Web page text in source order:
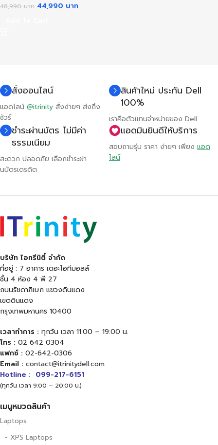
48,990บาท 44,990 บาท
สั่งออนไลน์
แอดไลน์@itrinity สั่งง่ายๆ ส่งถึง
ชัวร์
สินค้าใหม่ ประกัน Dell
100%
เราคือตัวแทนจำหน่ายของ Dell
ชำระผ่านบัตร ไม่มีค่า
ธรรมเนียม
สะดวก ปลอดภัย เลือกชำระผ่า
นบัตรเดรดิต
แอดมินยินดีให้บริการ
สอบถามรุ่น ราคา ง่ายๆ เพียง แอด
ไลน์
บริษัท ไอทรีนิตี้ จำกัด
ที่อยู่ : 7 อาคาร เดอะไอทีมอลล์
ชั้น 4 ห้อง 4 พี 27
ถนนรัชดาภิเษก แขวงดินแดง
เขตดินแดง
กรุงเทพมหานคร 10400
เวลาทำการ : ทุกวัน เวลา 11:00 – 19:00 น.
โทร : 02 642 0304
แฟกซ์ : 02-642-0306
Email : contact@itrinitydell.com
Hotline : 099-217-6151
(ทุกวัน เวลา 9:00 – 20:00 น.)
เมนูหมวดสินค้า
Laptops
- XPS Laptops